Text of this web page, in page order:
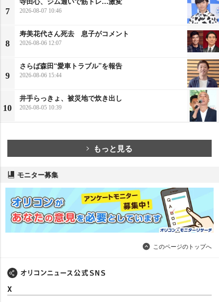
7 2026-08-07 10:46
8
寿美花代さん死去 息子がコメント
2026-08-06 12:07
9
さらば森田“愛車トラブル”を報告
2026-08-06 15:44
10
井手らっきょ、被災地で炊き出し
2026-08-05 10:39
もっと見る
モニター募集
このページのトップへ
X